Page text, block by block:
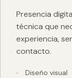
Presencia
técnica que
experiencia,
contacto.
Diseño visual